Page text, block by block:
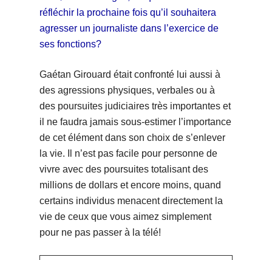
réfléchir la prochaine fois qu’il souhaitera
agresser un journaliste dans l’exercice de
ses fonctions?
Gaétan Girouard était confronté lui aussi à
des agressions physiques, verbales ou à
des poursuites judiciaires très importantes et
il ne faudra jamais sous-estimer l’importance
de cet élément dans son choix de s’enlever
la vie. Il n’est pas facile pour personne de
vivre avec des poursuites totalisant des
millions de dollars et encore moins, quand
certains individus menacent directement la
vie de ceux que vous aimez simplement
pour ne pas passer à la télé!